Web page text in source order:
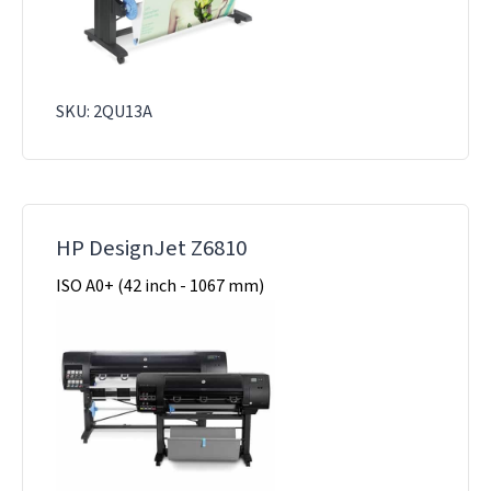
SKU: 2QU13A
HP DesignJet Z6810
ISO A0+ (42 inch - 1067 mm)